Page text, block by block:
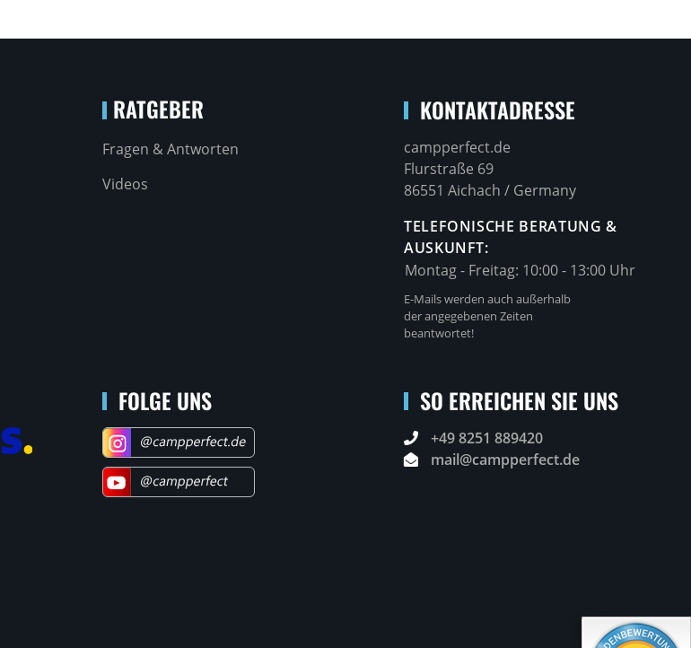
RATGEBER
Fragen & Antworten
Videos
KONTAKTADRESSE
campperfect.de
Flurstraße 69
86551 Aichach / Germany
TELEFONISCHE BERATUNG &
AUSKUNFT:
Montag - Freitag: 10:00 - 13:00 Uhr
E-Mails werden auch außerhalb
der angegebenen Zeiten
beantwortet!
FOLGE UNS SO ERREICHEN SIE UNS
+49 8251 889420
mail@campperfect.de